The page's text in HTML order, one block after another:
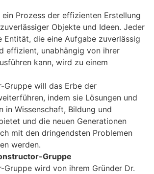
Prozess der effizienten Erstellung
Objekte und Ideen. Jeder
Entität, die eine Aufgabe zuverlässig
effizient, unabhängig von ihrer
kann, wird zu einem
Gruppe will das Erbe der
indem sie Lösungen und
in Wissenschaft, Bildung und
und die neuen Generationen
mit den dringendsten Problemen
werden.
Gruppe
Gruppe wird von ihrem Gründer Dr.